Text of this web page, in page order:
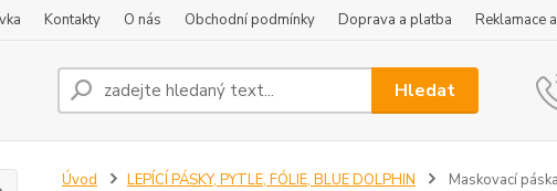
Kontakty O nás Obchodní podmínky Doprava a platba Reklamace
Hledat
Úvod LEPÍCÍ PÁSKY, PYTLE, FÓLIE, BLUE DOLPHIN Maskovací